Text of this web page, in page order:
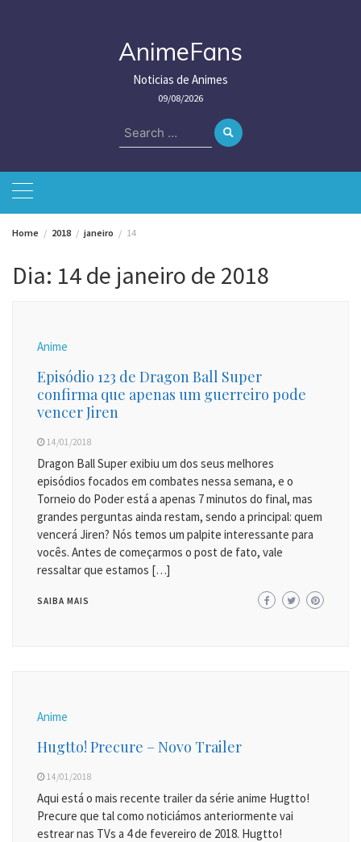
AnimeFans
Noticias de Animes
09/08/2026
Search
for:
Home 2018 janeiro 14
Dia: 14 de janeiro de 2018
Anime
Episódio 123 de Dragon Ball Super
confirma que apenas um guerreiro pode
vencer Jiren
14/01/2018
Dragon Ball Super exibiu um dos seus melhores
episódios focados em combates nessa semana, e o
Torneio do Poder está a apenas 7 minutos do final, mas
grandes perguntas ainda restam, sendo a principal: quem
vencerá Jiren? Nós temos um palpite interessante para
vocês. Antes de começarmos o post de fato, vale
ressaltar que estamos […]
SAIBA MAIS
Anime
Hugtto! Precure – Novo Trailer
14/01/2018
Aqui está o mais recente trailer da série anime Hugtto!
Precure que tal como noticiámos anteriormente vai
estrear nas TVs a 4 de fevereiro de 2018. Hugtto!